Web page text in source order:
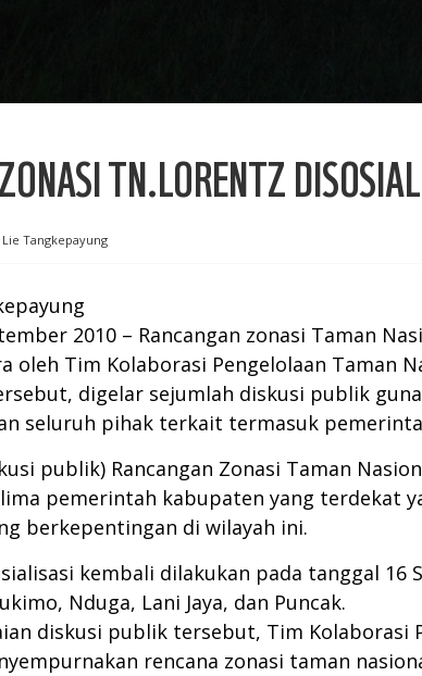
TN.LORENTZ
Lie Tangkepayung
2010 – Rancangan zonasi Taman
oleh Tim Kolaborasi Pengelolaan
digelar sejumlah diskusi publik
seluruh pihak terkait termasuk
publik) Rancangan Zonasi Taman
pemerintah kabupaten yang terdekat
berkepentingan di wilayah ini.
kembali dilakukan pada tanggal
Nduga, Lani Jaya, dan Puncak.
diskusi publik tersebut, Tim Kolaborasi
rencana zonasi taman